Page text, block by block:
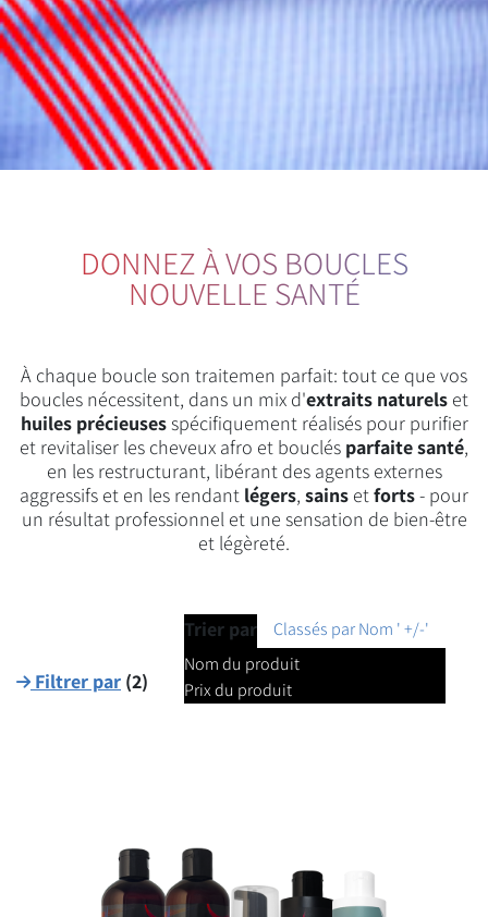
DONNEZ À VOS BOUCLES
NOUVELLE SANTÉ
À chaque boucle son traitemen parfait: tout ce que vos
boucles nécessitent, dans un mix d'extraits naturels et
huiles précieusesspécifiquement réalisés pour purifier
et revitaliser les cheveux afro et bouclés parfaite santé,
en les restructurant, libérant des agents externes
aggressifs et en les rendant légers, sains etforts- pour
un résultat professionnel et une sensation de bien-être
et légèreté.
Filtrer par (2)
Trier par
Classés par Nom ' +/-'
Nom du produit
Prix du produit